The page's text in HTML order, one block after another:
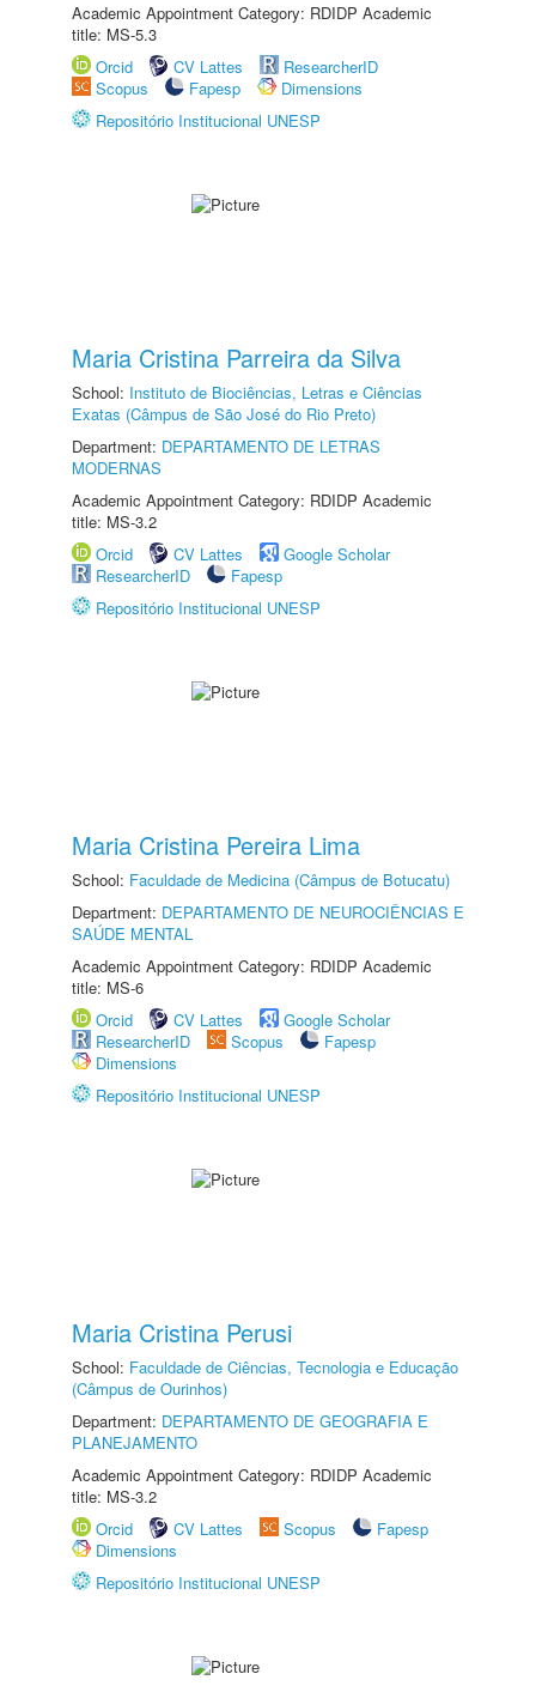
Academic Appointment Category: RDIDP Academic
title: MS-5.3
Orcid
CV Lattes
ResearcherID
Scopus
Fapesp
Dimensions
Repositório Institucional UNESP
Maria Cristina Parreira da Silva
School: Instituto de Biociências, Letras e Ciências
Exatas (Câmpus de São José do Rio Preto)
Department: DEPARTAMENTO DE LETRAS
MODERNAS
Academic Appointment Category: RDIDP Academic
title: MS-3.2
Orcid
CV Lattes
Google Scholar
ResearcherID
Fapesp
Repositório Institucional UNESP
Maria Cristina Pereira Lima
School: Faculdade de Medicina (Câmpus de Botucatu)
Department: DEPARTAMENTO DE NEUROCIÊNCIAS E
SAÚDE MENTAL
Academic Appointment Category: RDIDP Academic
title: MS-6
Orcid
CV Lattes
Google Scholar
ResearcherID
Scopus
Fapesp
Dimensions
Repositório Institucional UNESP
Maria Cristina Perusi
School: Faculdade de Ciências, Tecnologia e Educação
(Câmpus de Ourinhos)
Department: DEPARTAMENTO DE GEOGRAFIA E
PLANEJAMENTO
Academic Appointment Category: RDIDP Academic
title: MS-3.2
Orcid
CV Lattes Scopus
Fapesp
Dimensions
Repositório Institucional UNESP